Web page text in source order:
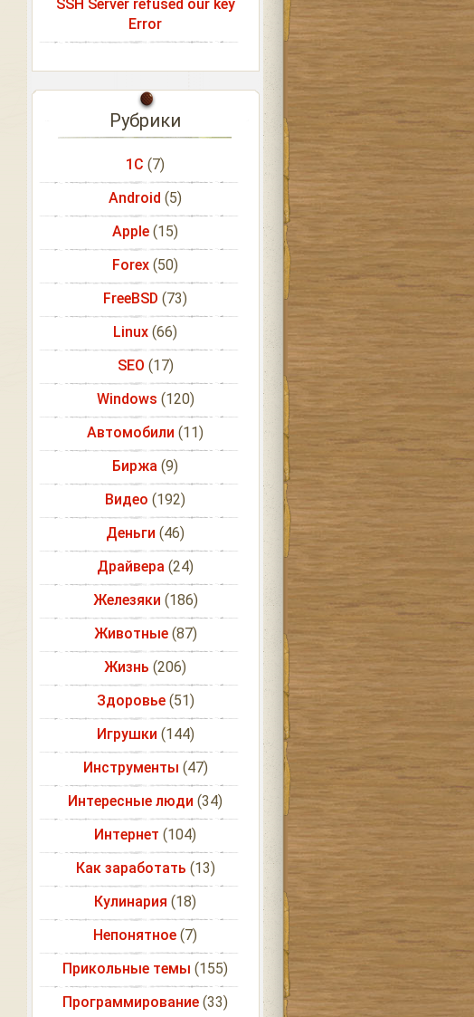
SSH Server refused our key
Error
Рубрики
1С (7)
Android (5)
Apple (15)
Forex (50)
FreeBSD (73)
Linux (66)
SEO (17)
Windows (120)
Автомобили (11)
Биржа (9)
Видео (192)
Деньги (46)
Драйвера (24)
Железяки (186)
Животные(87)
Жизнь (206)
Здоровье(51)
Игрушки (144)
Инструменты (47)
Интересные люди (34)
Интернет (104)
Как заработать (13)
Кулинария (18)
Непонятное (7)
Прикольные темы (155)
Программирование (33)